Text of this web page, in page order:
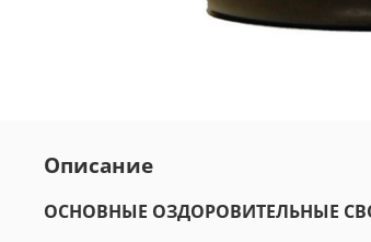
Описание
ОСНОВНЫЕ ОЗДОРОВИТЕЛЬНЫЕ